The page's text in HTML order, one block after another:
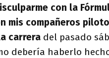
con la
mis compañeros
carrera del pasado
debería haberlo